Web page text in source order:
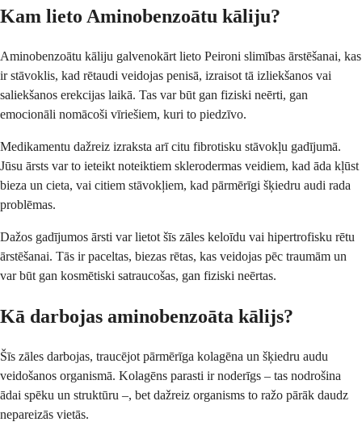
Kam lieto Aminobenzoātu kāliju?
Aminobenzoātu kāliju galvenokārt lieto Peironi slimības ārstēšanai, kas
ir stāvoklis, kad rētaudi veidojas penisā, izraisot tā izliekšanos vai
saliekšanos erekcijas laikā. Tas var būt gan fiziski neērti, gan
emocionāli nomācoši vīriešiem, kuri to piedzīvo.
Medikamentu dažreiz izraksta arī citu fibrotisku stāvokļu gadījumā.
Jūsu ārsts var to ieteikt noteiktiem sklerodermas veidiem, kad āda kļūst
bieza un cieta, vai citiem stāvokļiem, kad pārmērīgi šķiedru audi rada
problēmas.
Dažos gadījumos ārsti var lietot šīs zāles keloīdu vai hipertrofisku rētu
ārstēšanai. Tās ir paceltas, biezas rētas, kas veidojas pēc traumām un
var būt gan kosmētiski satraucošas, gan fiziski neērtas.
Kā darbojas aminobenzoāta kālijs?
Šīs zāles darbojas, traucējot pārmērīga kolagēna un šķiedru audu
veidošanos organismā. Kolagēns parasti ir noderīgs – tas nodrošina
ādai spēku un struktūru –, bet dažreiz organisms to ražo pārāk daudz
nepareizās vietās.